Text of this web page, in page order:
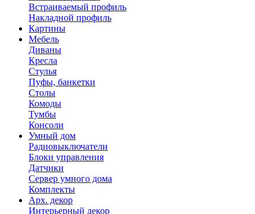
Встраиваемый профиль
Накладной профиль
Картины
Мебель
Диваны
Кресла
Стулья
Пуфы, банкетки
Столы
Комоды
Тумбы
Консоли
Умный дом
Радиовыключатели
Блоки управления
Датчики
Сервер умного дома
Комплекты
Арх. декор
Интерьерный декор